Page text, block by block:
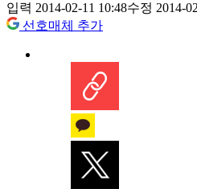
입력 2014-02-11 10:48수정 2014-
선호매체 추가